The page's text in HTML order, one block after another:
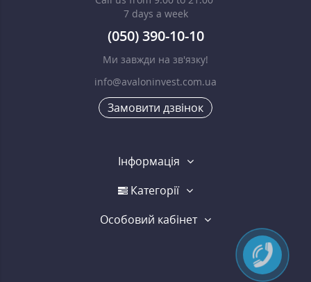
7 days a week
(050) 390-10-10
Ми завжди на зв'язку!
info@avaloninvest.com.ua
Замовити дзвінок
Інформація
Категорії
Особовий кабінет